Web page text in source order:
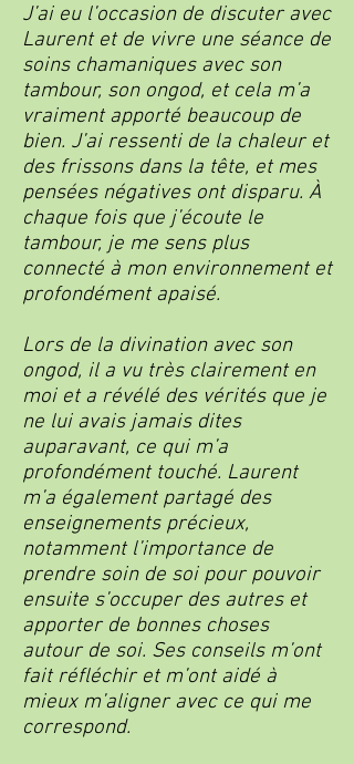
J’ai eu l’occasion de discuter avec
Laurent et de vivre une séance de
soins chamaniques avec son
tambour, son ongod, et cela m’a
vraiment apporté beaucoup de
bien. J’ai ressenti de la chaleur et
des frissons dans la tête, et mes
pensées négatives ont disparu. À
chaque fois que j’écoute le
tambour, je me sens plus
connecté à mon environnement et
profondément apaisé.
Lors de la divination avec son
ongod, il a vu très clairement en
moi et a révélé des vérités que je
ne lui avais jamais dites
auparavant, ce qui m’a
profondément touché. Laurent
m’a également partagé des
enseignements précieux,
notamment l’importance de
prendre soin de soi pour pouvoir
ensuite s’occuper des autres et
apporter de bonnes choses
autour de soi. Ses conseils m’ont
fait réfléchir et m’ont aidé à
mieux m’aligner avec ce qui me
correspond.